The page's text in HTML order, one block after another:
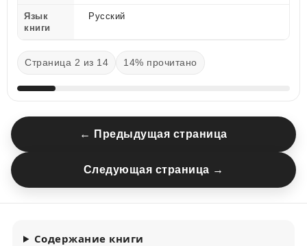
Язык
книги
Русский
Страница 2 из 14 14% прочитано
← Предыдущая страница
Следующая страница →
Содержание книги